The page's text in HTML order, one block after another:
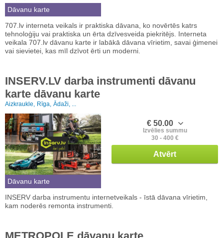
Dāvanu karte
707.lv interneta veikals ir praktiska dāvana, ko novērtēs katrs
tehnoloģiju vai praktiska un ērta dzīvesveida piekritējs. Interneta
veikala 707.lv dāvanu karte ir labākā dāvana vīrietim, savai ģimenei
vai sievietei, kas mīl dzīvot ērti un moderni.
INSERV.LV darba instrumenti dāvanu
karte dāvanu karte
Aizkraukle, Rīga, Ādaži, ...
Dāvanu karte
€ 50.00
Izvēlies summu
30 - 400 €
Atvērt
INSERV darba instrumentu internetveikals - īstā dāvana vīrietim,
kam noderēs remonta instrumenti.